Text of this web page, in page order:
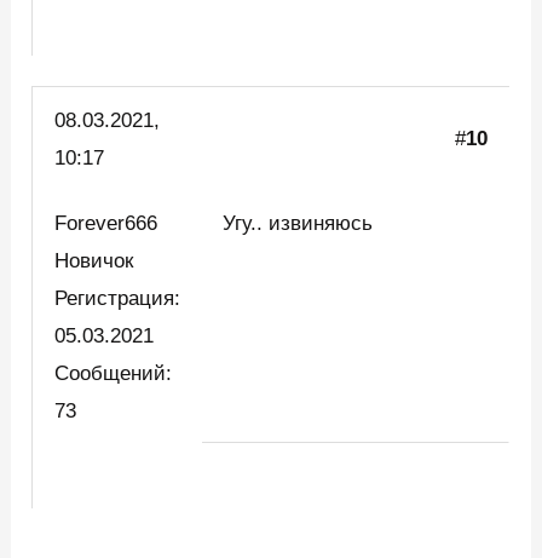
08.03.2021,
10:17
#10
Forever666
Новичок
Регистрация:
05.03.2021
Сообщений:
73
Угу.. извиняюсь